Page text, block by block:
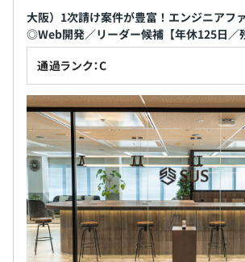
大阪）1次請け案件が豊富！エンジニアフ
◎Web開発／リーダー候補【年休125日／
通過ランク：C